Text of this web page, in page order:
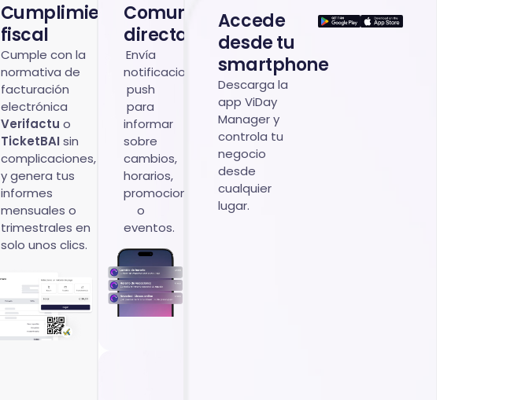
Cumplimiento
fiscal
Cumple con la
normativa de
facturación
electrónica
Verifactu o
TicketBAIsin
complicaciones,
y genera tus
informes
mensuales o
trimestrales en
solo unos clics.
Comunicación
directa
Envía
notificaciones
push
para
informar
sobre
cambios,
horarios,
promociones
o
eventos.
Accede
desde tu
smartphone
Descarga la
app ViDay
Manager y
controla tu
negocio
desde
cualquier
lugar.